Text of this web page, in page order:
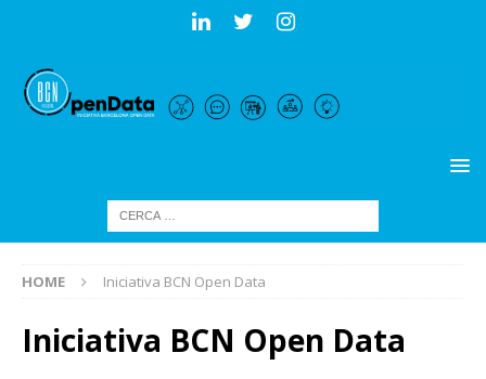
HOME Iniciativa BCN Open Data
Iniciativa BCN Open Data